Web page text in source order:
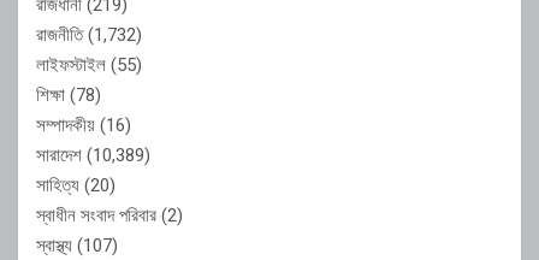
রাজধানী (219)
রাজনীতি(1,732)
লাইফস্টাইল (55)
শিক্ষা (78)
সম্পাদকীয় (16)
সারাদেশ (10,389)
সাহিত্য (20)
স্বাধীন সংবাদ পরিবার (2)
স্বাস্থ্য (107)